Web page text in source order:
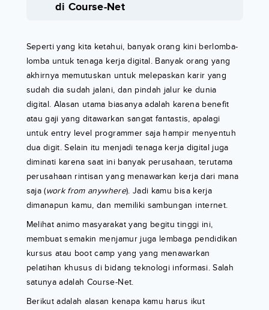
di Course-Net
Seperti yang kita ketahui, banyak orang kini berlomba-
lomba untuk tenaga kerja digital. Banyak orang yang
akhirnya memutuskan untuk melepaskan karir yang
sudah dia sudah jalani, dan pindah jalur ke dunia
digital. Alasan utama biasanya adalah karena benefit
atau gaji yang ditawarkan sangat fantastis, apalagi
untuk entry level programmer saja hampir menyentuh
dua digit. Selain itu menjadi tenaga kerja digital juga
diminati karena saat ini banyak perusahaan, terutama
perusahaan rintisan yang menawarkan kerja dari mana
saja (work from anywhere). Jadi kamu bisa kerja
dimanapun kamu, dan memiliki sambungan internet.
Melihat animo masyarakat yang begitu tinggi ini,
membuat semakin menjamur juga lembaga pendidikan
kursus atau boot camp yang yang menawarkan
pelatihan khusus di bidang teknologi informasi. Salah
satunya adalah Course-Net.
Berikut adalah alasan kenapa kamu harus ikut